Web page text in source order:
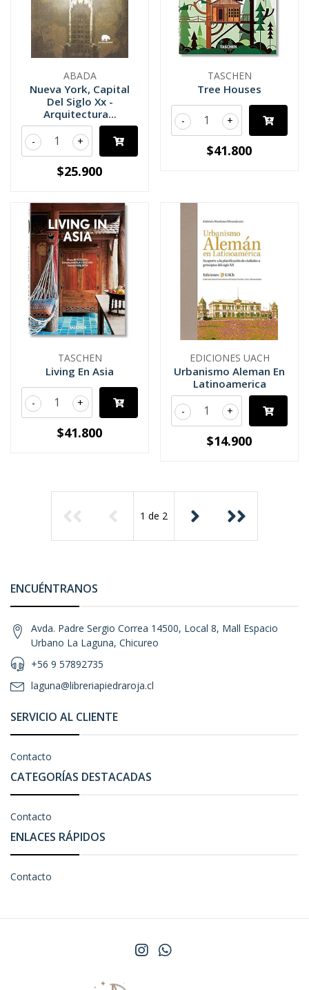
ABADA
Nueva York, Capital
Del Siglo Xx -
Arquitectura...
+
-
$25.900
TASCHEN
Tree Houses
+
-
$41.800
TASCHEN
Living En Asia
+
-
$41.800
EDICIONES UACH
Urbanismo Aleman En
Latinoamerica
+
-
$14.900
1 de 2
ENCUÉNTRANOS
Avda. Padre Sergio Correa 14500, Local 8, Mall Espacio
Urbano La Laguna, Chicureo
+56 9 57892735
laguna@libreriapiedraroja.cl
SERVICIO AL CLIENTE
Contacto
CATEGORÍAS DESTACADAS
Contacto
ENLACES RÁPIDOS
Contacto